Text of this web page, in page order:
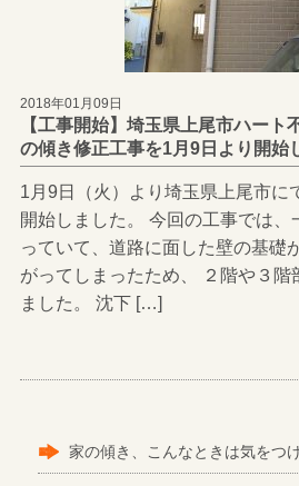
2018年01月09日
【工事開始】埼玉県上尾市ハート
の傾き修正工事を1月9日より開始
1月9日（火）より埼玉県上尾市に
開始しました。 今回の工事では、
っていて、道路に面した壁の基礎
がってしまったため、 ２階や３階
ました。 沈下 […]
家の傾き、こんなときは気をつ